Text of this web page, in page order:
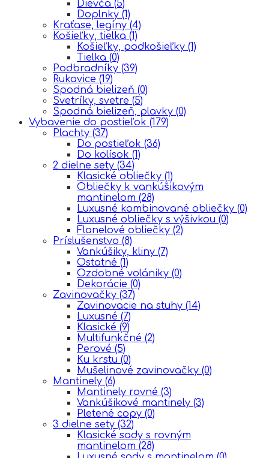
Dievča (5)
Doplnky (1)
Kraťase, legíny (4)
Košieľky, tielka (1)
Košieľky, podkošieľky (1)
Tielka (0)
Podbradníky (39)
Rukavice (19)
Spodná bielizeň (0)
Svetríky, svetre (5)
Spodná bielizeň, plavky (0)
Vybavenie do postieľok (179)
Plachty (37)
Do postieľok (36)
Do kolísok (1)
2 dielne sety (34)
Klasické obliečky (1)
Obliečky k vankúšikovým
mantinelom (28)
Luxusné kombinované obliečky (0)
Luxusné obliečky s výšivkou (0)
Flanelové obliečky (2)
Príslušenstvo (8)
Vankúšiky, kliny (7)
Ostatné (1)
Ozdobné volániky (0)
Dekorácie (0)
Zavinovačky (37)
Zavinovacie na stuhy (14)
Luxusné (7)
Klasické (9)
Multifunkčné (2)
Perové (5)
Ku krstu (0)
Mušelinové zavinovačky (0)
Mantinely (6)
Mantinely rovné (3)
Vankúšikové mantinely (3)
Pletené copy (0)
3 dielne sety (32)
Klasické sady s rovným
mantinelom (28)